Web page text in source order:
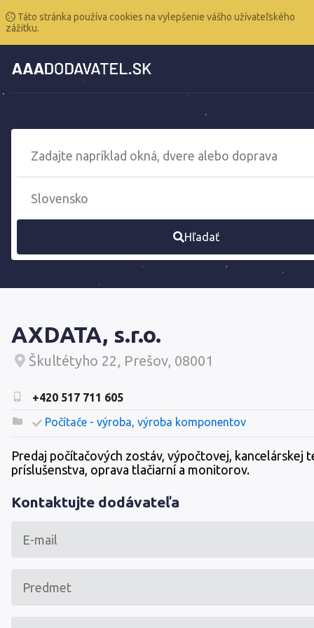
Táto stránka používa cookies na vylepšenie vášho užívateľského
zážitku.
Hľadať
AXDATA, s.r.o.
Škultétyho 22, Prešov, 08001
+420 517 711 605
Počítače - výroba, výroba komponentov
Predaj počítačových zostáv, výpočtovej, kancelárskej
príslušenstva, oprava tlačiarní a monitorov.
Kontaktujte dodávateľa